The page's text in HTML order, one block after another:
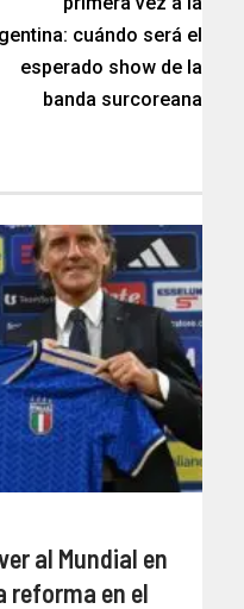
cuándo será el
esperado show de la
banda surcoreana
al Mundial en
reforma en el